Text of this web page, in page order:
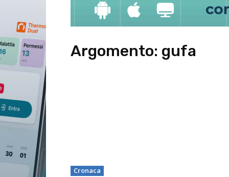
Argomento: gufa
Cronaca